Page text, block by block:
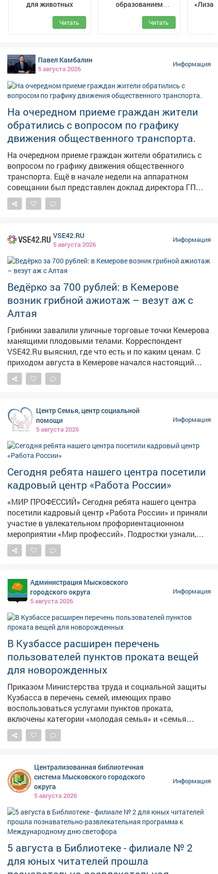
для животных
Читать
образованием
Междуреченского
муниципального
Читать
Павел Камбалин
5 августа 2026
Информация
На очередном приеме граждан жители
обратились с вопросом по графику
движения общественного транспорта.
На очередном приеме граждан жители обратились с
вопросом по графику движения общественного
транспорта. Ещё в начале недели на аппаратном
совещании был представлен доклад директора ГП
АТП о работе предприятия. Было поручено учесть
пожелания жителей, хотя понимаю, что всем не
благоустройства дворов, капитального ремонта
домов, личные проблемы правового характера.
Попасть на прием по личным вопросам можно
каждые первую и третью среды месяца по адресу пр.
Строителей 18, общественная приемная граждан.
Предварительная запись по телефону: 2-75-04.
VSE42.RU
5 августа 2026
Информация
Ведёрко за 700 рублей: в Кемерове
возник грибной ажиотаж – везут аж с
Алтая
Грибники завалили уличные торговые точки Кемерова
манящими плодовыми телами. Корреспондент
VSE42.Ru выяснил, где что есть и по каким ценам. С
приходом августа в Кемерове начался настоящий
грибной бум: народные рынки так и распирает от
аппетитных грибочков, собранных вручную в лесу.
роскошные трофеи, а горожанам только и остаётся,
что разбирать лесное лакомство как горячие пирожки.
Центр Семья, центр социальной
помощи
5 августа 2026
Информация
Сегодня ребята нашего центра посетили
кадровый центр «Работа России»
«МИР ПРОФЕССИЙ» Сегодня ребята нашего центра
посетили кадровый центр «Работа России» и приняли
участие в увлекательном профориентационном
мероприятии «Мир профессий». Подростки узнали,
какие профессии востребованы в Кузбассе и стране,
чем они отличаются друг от друга и какую пользу
ребят шахтёрские специальности: подробно
разобрали, кто такие шахтёры, какими навыками
нужно обладать, чтобы работать в этой важной
своего дела. Ребята с большим вниманием изучали
требования к разным профессиям - теперь они знают,
что важно не только желание, но и упорство, знания и
здоровье! Такие встречи помогают детям сделать
первые шаги к осознанному выбору будущей
профессии и понять, насколько широк и интересен
мир труда вокруг нас
Администрация Мысковского
городского округа
5 августа 2026
Информация
В Кузбассе расширен перечень
пользователей пунктов проката вещей
для новорожденных
Приказом Министерства труда и социальной защиты
Кузбасса в перечень семей, имеющих право
воспользоваться услугами пунктов проката,
включены категории «молодая семья» и «семья
участников специальной военной операции»,
имеющие в своем составе ребенка до 2 лет. Полный
до 2 лет; - семья с ребенком в возрасте до 2 лет, где
один или оба супруга обучаются в образовательной
организации по очной форме обучения, находящейся
многодетная семья, имеющая в своем составе
ребенка в возрасте до 2 лет; - семья с ребенком-
инвалидом, имеющая в своем составе ребенка в
возрасте до 2 лет; - малоимущая семья, имеющая в
своем составе ребенка в возрасте до 2 лет; - семья,
находящаяся в трудной жизненной ситуации,
Централизованная библиотечная
система Мысковского городского
округа
5 августа 2026
Информация
5 августа в Библиотеке - филиале № 2
для юных читателей прошла